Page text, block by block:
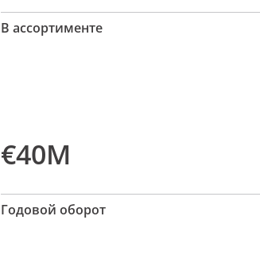
В ассортименте
€40M
Годовой оборот